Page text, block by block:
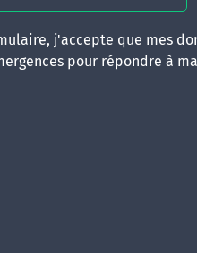
j'accepte que mes
pour répondre à
sur la technique
de la pratique en